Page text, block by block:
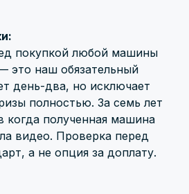
покупкой любой машины
это наш обязательный
день-два, но исключает
полностью. За семь лет
когда полученная машина
видео. Проверка перед
а не опция за доплату.